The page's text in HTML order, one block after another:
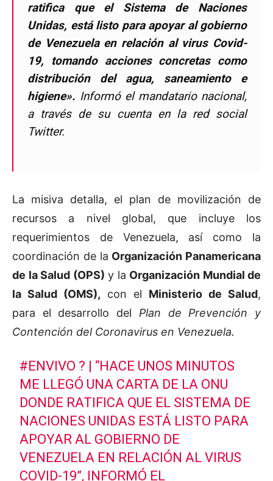
ratifica que el Sistema de Naciones
Unidas, está listo para apoyar al gobierno
de Venezuela en relación al virus Covid-
19, tomando acciones concretas como
distribución del agua, saneamiento e
higiene». Informó el mandatario nacional,
a través de su cuenta en la red social
Twitter.
La misiva detalla, el plan de movilización de
recursos a nivel global, que incluye los
requerimientos de Venezuela, así como la
coordinación de la Organización Panamericana
de la Salud (OPS) y la Organización Mundial de
la Salud (OMS), con el Ministerio de Salud,
para el desarrollo del Plan de Prevención y
Contención del Coronavirus en Venezuela.
#ENVIVO ? | “HACE UNOS MINUTOS
ME LLEGÓ UNA CARTA DE LA ONU
DONDE RATIFICA QUE EL SISTEMA DE
NACIONES UNIDAS ESTÁ LISTO PARA
APOYAR AL GOBIERNO DE
VENEZUELA EN RELACIÓN AL VIRUS
COVID-19”, INFORMÓ EL